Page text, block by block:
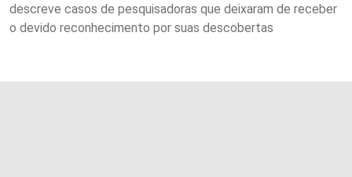
descreve casos de pesquisadoras que deixaram de receber
o devido reconhecimento por suas descobertas